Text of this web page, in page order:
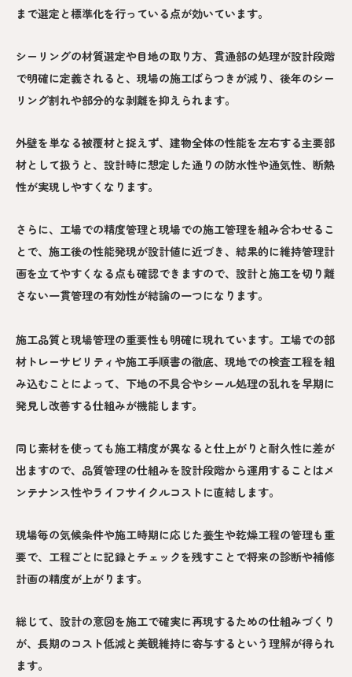
まで選定と標準化を行っている点が効いています。
シーリングの材質選定や目地の取り方、貫通部の処理が設計段階
で明確に定義されると、現場の施工ばらつきが減り、後年のシー
リング割れや部分的な剥離を抑えられます。
外壁を単なる被覆材と捉えず、建物全体の性能を左右する主要部
材として扱うと、設計時に想定した通りの防水性や通気性、断熱
性が実現しやすくなります。
さらに、工場での精度管理と現場での施工管理を組み合わせるこ
とで、施工後の性能発現が設計値に近づき、結果的に維持管理計
画を立てやすくなる点も確認できますので、設計と施工を切り離
さない一貫管理の有効性が結論の一つになります。
施工品質と現場管理の重要性も明確に現れています。工場での部
材トレーサビリティや施工手順書の徹底、現地での検査工程を組
み込むことによって、下地の不具合やシール処理の乱れを早期に
発見し改善する仕組みが機能します。
同じ素材を使っても施工精度が異なると仕上がりと耐久性に差が
出ますので、品質管理の仕組みを設計段階から運用することはメ
ンテナンス性やライフサイクルコストに直結します。
現場毎の気候条件や施工時期に応じた養生や乾燥工程の管理も重
要で、工程ごとに記録とチェックを残すことで将来の診断や補修
計画の精度が上がります。
総じて、設計の意図を施工で確実に再現するための仕組みづくり
が、長期のコスト低減と美観維持に寄与するという理解が得られ
ます。